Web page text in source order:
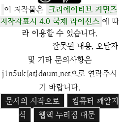
이 저작물은 크리에이티브 커먼즈
저작자표시 4.0 국제 라이선스 에 따
라 이용할 수 있습니다.
잘못된 내용, 오탈자
및 기타 문의사항은
j1n5uk{at}daum.net으로 연락주시
기 바랍니다.
문서의 시작으로
컴퓨터 깨알지
식
웹핵 누리집 대문